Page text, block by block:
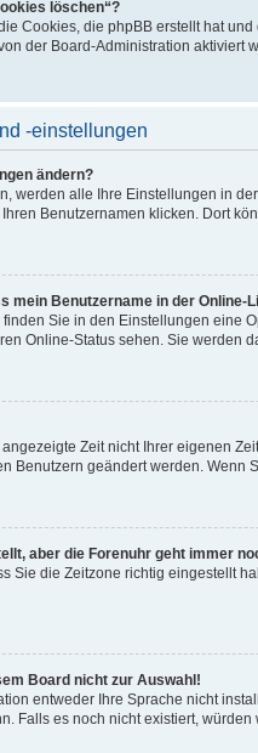
löschen“?
die Cookies, die phpBB erstellt hat
von der Board-Administration
-einstellungen
ändern?
werden alle Ihre Einstellungen in
Benutzernamen klicken. Dort
mein Benutzername in der Online-
Sie in den Einstellungen eine
Online-Status sehen. Sie werden
Zeit nicht Ihrer eigenen
Benutzern geändert werden. Wenn
aber die Forenuhr geht immer
Sie die Zeitzone richtig eingestellt
Board nicht zur Auswahl!
entweder Ihre Sprache nicht
Falls es noch nicht existiert,